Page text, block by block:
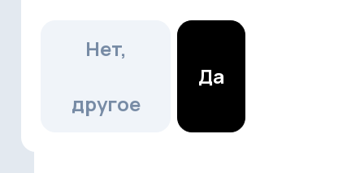
Нет,
другое
Да